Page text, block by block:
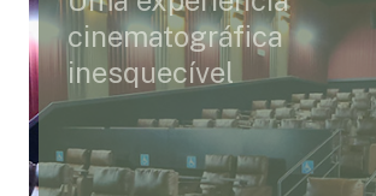
cinematográfica
inesquecível